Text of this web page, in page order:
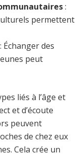
:
permettent
: Échanger des
peut
liés à l’âge et
et d’écoute
peuvent
de chez eux
Cela crée un